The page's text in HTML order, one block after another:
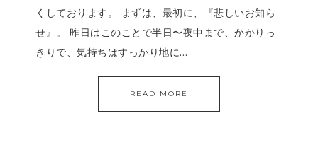
くしております。 まずは、最初に、『悲しいお知ら
せ』。 昨日はこのことで半日〜夜中まで、かかりっ
きりで、気持ちはすっかり地に…
READ MORE